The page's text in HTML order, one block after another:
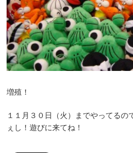
増殖！
１１月３０日（火）までやってるの
ぇし！遊びに来てね！